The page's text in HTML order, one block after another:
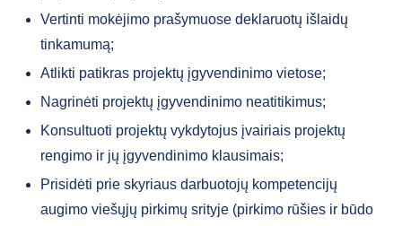
Vertinti mokėjimo prašymuose deklaruotų išlaidų
tinkamumą;
Atlikti patikras projektų įgyvendinimo vietose;
Nagrinėti projektų įgyvendinimo neatitikimus;
Konsultuoti projektų vykdytojus įvairiais projektų
rengimo ir jų įgyvendinimo klausimais;
Prisidėti prie skyriaus darbuotojų kompetencijų
augimo viešųjų pirkimų srityje (pirkimo rūšies ir būdo